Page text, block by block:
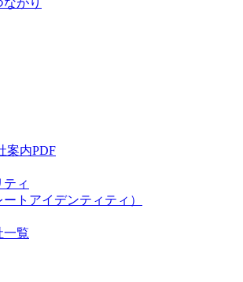
案内PDF
ィ
トアイデンティティ）
一覧